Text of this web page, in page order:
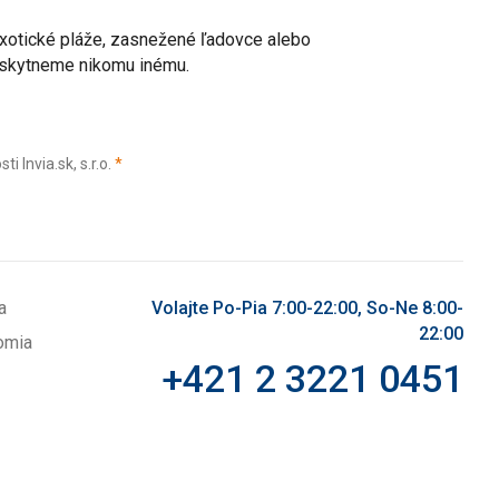
pláže, zasnežené ľadovce alebo
nikomu inému.
Invia.sk, s.r.o. *(povinné)
Volajte Po-Pia 7:00-22:00, So-Ne 8:00-
22:00
+421 2 3221 0451